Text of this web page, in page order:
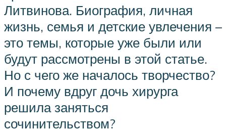
Литвинова. Биография, личная
жизнь, семья и детские увлечения –
это темы, которые уже были или
будут рассмотрены в этой статье.
Но с чего же началось творчество?
И почему вдруг дочь хирурга
решила заняться
сочинительством?